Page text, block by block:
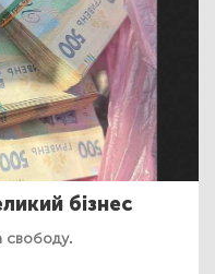
бізнес
свободу.